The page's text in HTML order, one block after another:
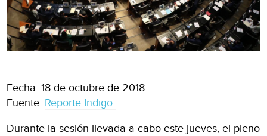
Fecha: 18 de octubre de 2018
Fuente: Reporte Indigo
Durante la sesión llevada a cabo este jueves, el pleno